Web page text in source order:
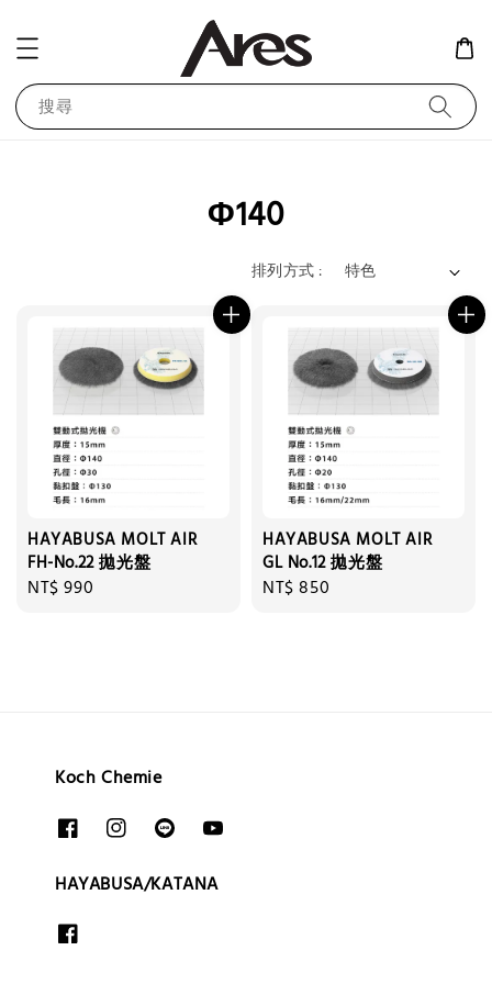
搜尋
Φ140
排列方式 :
HAYABUSA MOLT AIR
FH-No.22 拋光盤
Regular
NT$ 990
HAYABUSA MOLT AIR
GL No.12 拋光盤
Regular
NT$ 850
Koch Chemie
HAYABUSA/KATANA